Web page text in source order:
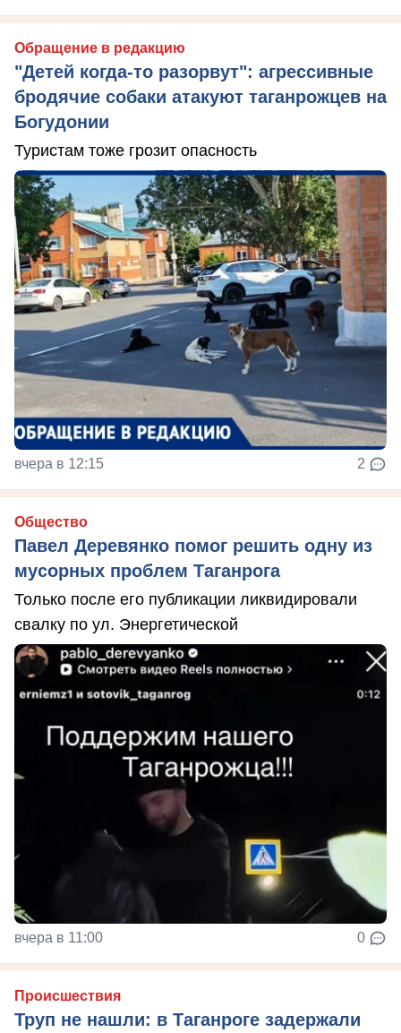
Обращение в редакцию
"Детей когда-то разорвут": агрессивные
бродячие собаки атакуют таганрожцев на
Богудонии
Туристам тоже грозит опасность
вчера в 12:15 2
Общество
Павел Деревянко помог решить одну из
мусорных проблем Таганрога
Только после его публикации ликвидировали
свалку по ул. Энергетической
вчера в 11:00 0
Происшествия
Труп не нашли: в Таганроге задержали